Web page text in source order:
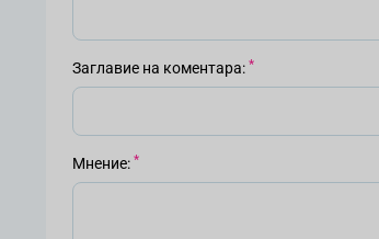
Заглавие на коментара
Мнение